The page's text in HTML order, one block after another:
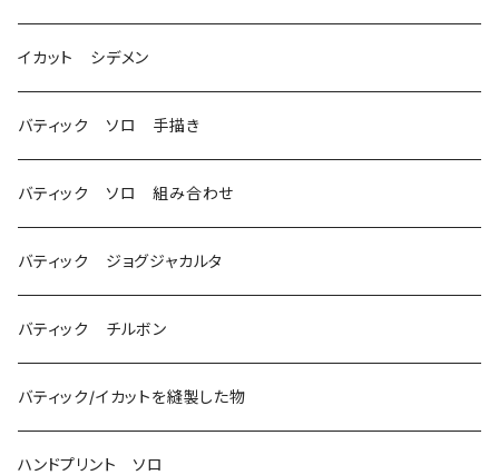
イカット シデメン
バティック ソロ 手描き
バティック ソロ 組み合わせ
バティック ジョグジャカルタ
バティック チルボン
バティック/イカットを縫製した物
ハンドプリント ソロ